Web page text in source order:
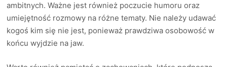
ambitnych. Ważne jest również poczucie humoru oraz
umiejętność rozmowy na różne tematy. Nie należy udawać
kogoś kim się nie jest, ponieważ prawdziwa osobowość w
końcu wyjdzie na jaw.